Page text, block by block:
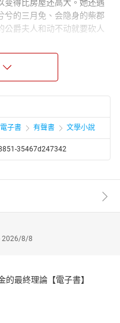
变得比房屋还高大。她还遇
兮的三月免、会隐身的柴郡
公爵夫人和动不动就要砍人
子他住在梦幻岛，那里还住
一群凶恶的海盗一天，彼得
弟弟——约翰和迈克尔带到了
刺激的冒险但是，尽管对梦
回家了。但梦幻岛的故事却
有接受过正规教育的扫烟囱
并且身上沾染不少恶习，在
孩子，闯荡于不同的世界
，描绘了它与森林里其他动
也写到了它与猎杀动物的人
悦与辛酸、成功与挫折都
情的经典童话。作家通过对
莽撞的蟾蜍的刻画，描写了
真诚相待和患难与共，让读
跑者·小学生新课标经典文
子書 有聲書 文學小說
35467d247342
2026/8/8
的最終理論【電子書】